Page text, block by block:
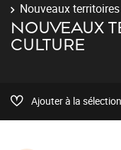
Nouveaux
NOUVEAUX
CULTURE
Ajouter à la sélection